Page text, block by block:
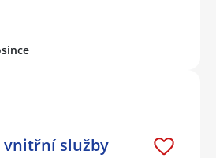
vnitřní služby